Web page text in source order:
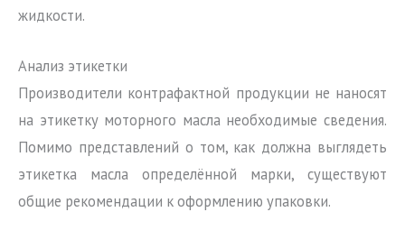
жидкости.
Анализ этикетки
Производители контрафактной продукции не наносят
на этикетку моторного масла необходимые сведения.
Помимо представлений о том, как должна выглядеть
этикетка масла определённой марки, существуют
общие рекомендации к оформлению упаковки.